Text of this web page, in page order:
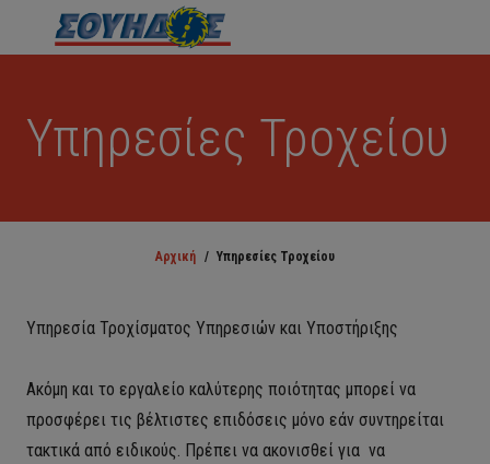
Υπηρεσίες Τροχείου
Αρχική / Υπηρεσίες Τροχείου
Υπηρεσία Τροχίσματος Υπηρεσιών και Υποστήριξης
Ακόμη και το εργαλείο καλύτερης ποιότητας μπορεί να
προσφέρει τις βέλτιστες επιδόσεις μόνο εάν συντηρείται
τακτικά από ειδικούς. Πρέπει να ακονισθεί για να